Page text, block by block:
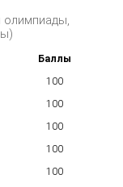
олимпиады,
Баллы
100
100
100
100
100